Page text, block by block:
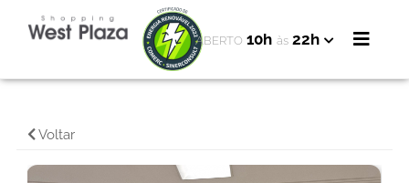
ABERTO 10h às 22h
Voltar